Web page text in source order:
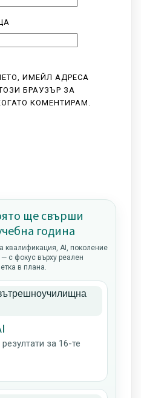
ИМЕЙЛ АДРЕСА
БРАУЗЪР ЗА
КОМЕНТИРАМ.
ще свърши
година
квалификация, AI, поколение
с фокус върху реален
в плана.
за 16-те